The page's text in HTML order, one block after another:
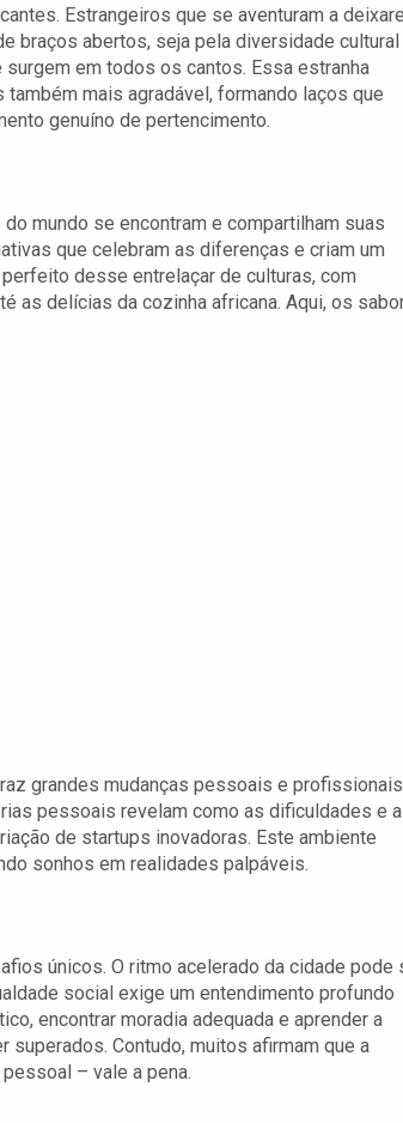
Estrangeiros que se aventuram a
braços abertos, seja pela diversidade cultural
em todos os cantos. Essa estranha
mais agradável, formando laços que
genuíno de pertencimento.
mundo se encontram e compartilham suas
que celebram as diferenças e criam um
desse entrelaçar de culturas, com
as delícias da cozinha africana. Aqui, os
grandes mudanças pessoais e
pessoais revelam como as dificuldades e
de startups inovadoras. Este ambiente
sonhos em realidades palpáveis.
únicos. O ritmo acelerado da cidade pode
social exige um entendimento profundo
encontrar moradia adequada e aprender a
Contudo, muitos afirmam que a
– vale a pena.